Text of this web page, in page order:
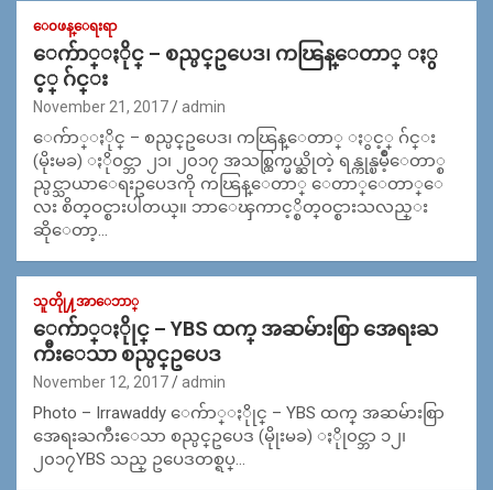
ေ၀ဖန္ေရးရာ
ေက်ာ္ႏိုင္ – စည္ပင္ဥပေဒ၊ ကၽြန္ေတာ္ ႏွ
င့္ ဂ်င္း
November 21, 2017 admin
ေက်ာ္ႏိုင္ – စည္ပင္ဥပေဒ၊ ကၽြန္ေတာ္ ႏွင့္ ဂ်င္း
(မိုးမခ) ႏို၀င္ဘာ ၂၁၊ ၂၀၁၇ အသစ္ထြက္မယ္ဆိုတဲ့ ရန္ကုန္ၿမိဳ့ေတာ္စ
ည္ပင္သာယာေရးဥပေဒကို ကၽြန္ေတာ္ ေတာ္ေတာ္ေ
လး စိတ္ဝင္စားပါတယ္။ ဘာေၾကာင့္စိတ္ဝင္စားသလည္း
ဆိုေတာ့…
သူတိုု႔အာေဘာ္
ေက်ာ္ႏိုုင္ – YBS ထက္ အဆမ်ားစြာ အေရးႀ
ကီးေသာ စည္ပင္ဥပေဒ
November 12, 2017 admin
Photo – Irrawaddy ေက်ာ္ႏိုုင္ – YBS ထက္ အဆမ်ားစြာ
အေရးႀကီးေသာ စည္ပင္ဥပေဒ (မိုုးမခ) ႏိုု၀င္ဘာ ၁၂၊
၂၀၁၇YBS သည္ ဥပေဒတစ္ရပ္…